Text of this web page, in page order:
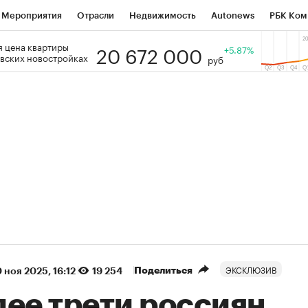
Мероприятия Отрасли Недвижимость Autonews РБК
РБК Образование Тренды
цена квартиры
новостройках
20 672 000 руб
+5.87%
ноя 2025, 16:12 19 254 Поделиться ЭКСКЛЮЗИВ